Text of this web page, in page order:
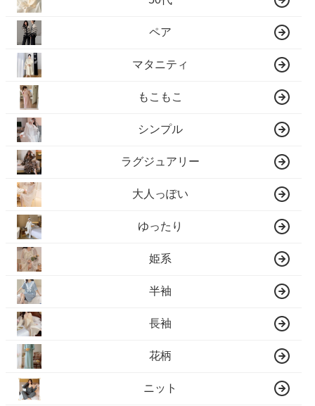
ペア
マタニティ
もこもこ
シンプル
ラグジュアリー
大人っぽい
ゆったり
姫系
半袖
長袖
花柄
ニット